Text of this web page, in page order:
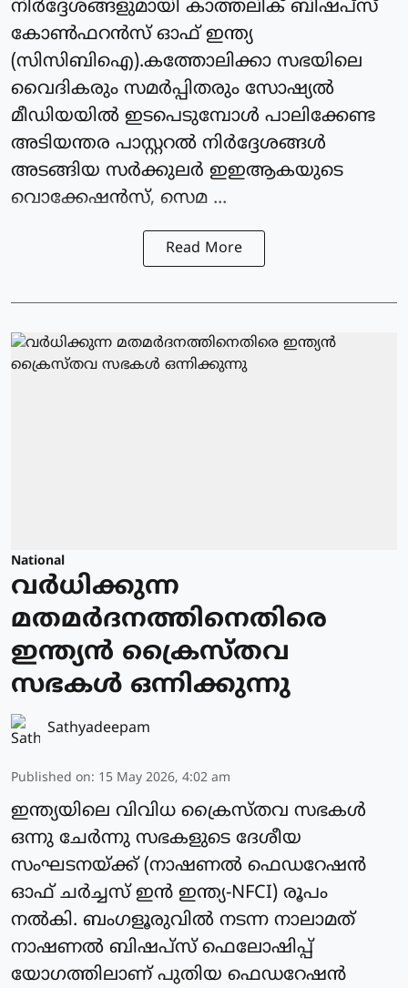
നിര്‍ദ്ദേശങ്ങളുമായി കാത്തലിക് ബിഷപ്‌സ്
കോണ്‍ഫറന്‍സ് ഓഫ് ഇന്ത്യ
(സിസിബിഐ).കത്തോലിക്കാ സഭയിലെ
വൈദികരും സമര്‍പ്പിതരും സോഷ്യല്‍
മീഡിയയില്‍ ഇടപെടുമ്പോള്‍ പാലിക്കേണ്ട
അടിയന്തര പാസ്റ്ററല്‍ നിര്‍ദ്ദേശങ്ങള്‍
അടങ്ങിയ സര്‍ക്കുലര്‍ ഇഇആകയുടെ
വൊക്കേഷന്‍സ്, സെമ ...
Read More
National
വർധിക്കുന്ന
മതമർദനത്തിനെതിരെ
ഇന്ത്യന്‍ ക്രൈസ്തവ
സഭകള്‍ ഒന്നിക്കുന്നു
Sathyadeepam
Published on: 15 May 2026, 4:02 am
ഇന്ത്യയിലെ വിവിധ ക്രൈസ്തവ സഭകള്‍
ഒന്നു ചേര്‍ന്നു സഭകളുടെ ദേശീയ
സംഘടനയ്ക്ക് (നാഷണല്‍ ഫെഡറേഷന്‍
ഓഫ് ചര്‍ച്ചസ് ഇന്‍ ഇന്ത്യ-NFCI) രൂപം
നല്‍കി. ബംഗളൂരുവില്‍ നടന്ന നാലാമത്
നാഷണല്‍ ബിഷപ്‌സ് ഫെലോഷിപ്പ്
യോഗത്തിലാണ് പുതിയ ഫെഡറേഷന്‍